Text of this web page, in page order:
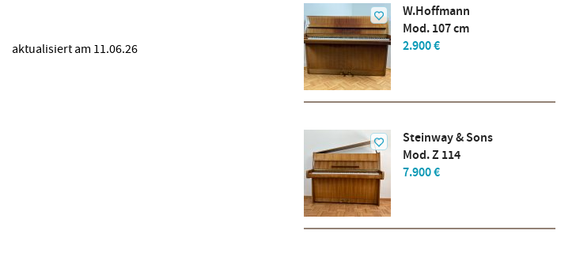
aktualisiert am 11.06.26
W.Hoffmann
Mod. 107 cm
2.900 €
Steinway & Sons
Mod. Z 114
7.900 €